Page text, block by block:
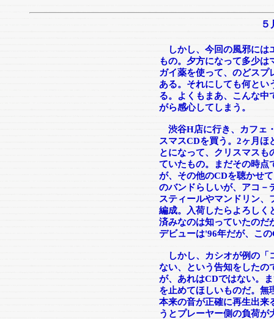
しかし、今回の風邪には
もの。夕方になって多少は
ガイ薬を使って、のどスプ
ある。それにしても何とい
る。よくもまあ、こんな中
がら感心してしまう。
渋谷H店に行き、カフェ
スマスCDを買う。2ヶ月
とになって、クリスマスも
ていたもの。まだその時点
が、その他のCDを聴かせ
のバンドらしいが、アコ－
スティールやマンドリン、
編成。入荷したらよろしく
済みなのは知っていたのだ
デビューは'96年だが、こ
しかし、カシオが例の「
ない、という告知をしたの
が、あれはCDではない。
を止めてほしいものだ。無
本来の音が正確に再生出来
うとプレーヤー側の負荷が